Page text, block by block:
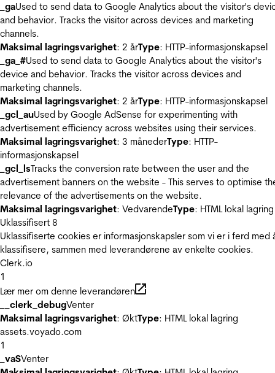
_gaUsed to send data to Google Analytics about the visitor's
and behavior. Tracks the visitor across devices and marketing
channels.
Maksimal lagringsvarighet: 2 årType: HTTP-informasjonskapsel
_ga_#Used to send data to Google Analytics about the visitor's
device and behavior. Tracks the visitor across devices and
marketing channels.
Maksimal lagringsvarighet: 2 årType: HTTP-informasjonskapsel
_gcl_auUsed by Google AdSense for experimenting with
advertisement efficiency across websites using their services.
Maksimal lagringsvarighet: 3 månederType: HTTP-
informasjonskapsel
_gcl_lsTracks the conversion rate between the user and the
advertisement banners on the website - This serves to optimise
relevance of the advertisements on the website.
Maksimal lagringsvarighet: VedvarendeType: HTML lokal lagring
Uklassifisert 8
Uklassifiserte cookies er informasjonskapsler som vi er i ferd med
klassifisere, sammen med leverandørene av enkelte cookies.
Clerk.io
1
Lær mer om denne leverandøren
__clerk_debugVenter
Maksimal lagringsvarighet: ØktType: HTML lokal lagring
assets.voyado.com
1
_vaSVenter